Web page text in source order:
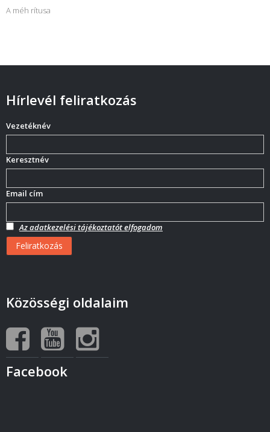
A méh rítusa
Hírlevél feliratkozás
Vezetéknév
Keresztnév
Email cím
Az adatkezelési tájékoztatót elfogadom
Közösségi oldalaim
Facebook